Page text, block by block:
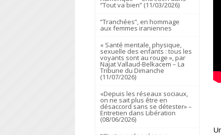
“Tout va bien” (11/03/2026)
“Tranchées”, en hommage
aux femmes iraniennes
« Santé mentale, physique,
sexuelle des enfants : tous les
voyants sont au rouge », par
Najat Vallaud-Belkacem – La
Tribune du Dimanche
(11/07/2026)
«Depuis les réseaux sociaux,
on ne sait plus être en
désaccord sans se détester» –
Entretien dans Libération
(08/06/2026)